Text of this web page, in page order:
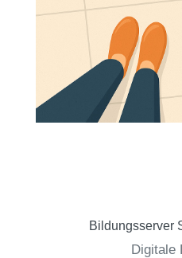
Bildungsserver
Digitale